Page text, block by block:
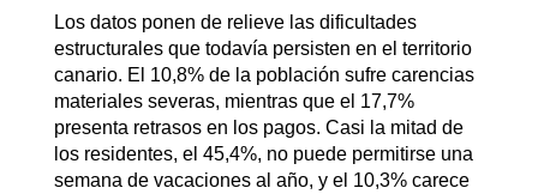
Los datos ponen de relieve las dificultades
estructurales que todavía persisten en el territorio
canario. El 10,8% de la población sufre carencias
materiales severas, mientras que el 17,7%
presenta retrasos en los pagos. Casi la mitad de
los residentes, el 45,4%, no puede permitirse una
semana de vacaciones al año, y el 10,3% carece